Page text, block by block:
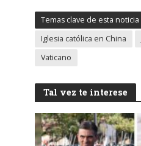
Temas clave de esta noticia
Iglesia católica en China
Vaticano
Tal vez te interese